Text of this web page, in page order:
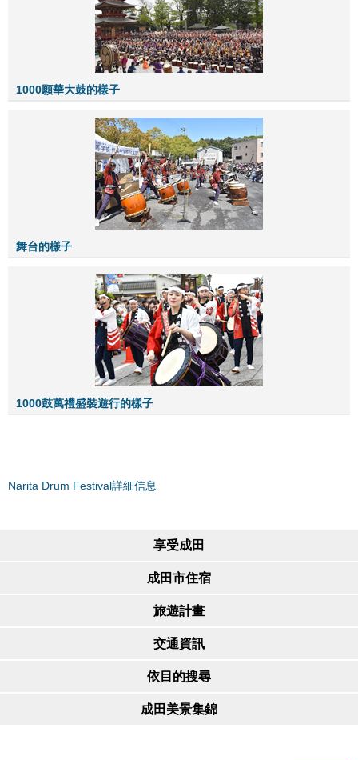
1000願華大鼓的樣子
舞台的樣子
1000鼓萬禮盛裝遊行的樣子
Narita Drum Festival詳細信息
享受成田
成田市住宿
旅遊計畫
交通資訊
依目的搜尋
成田美景集錦